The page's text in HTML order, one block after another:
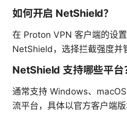
如何开启 NetShield？
在 Proton VPN 客户端的设
NetShield，选择拦截强度并
NetShield 支持哪些平台
通常支持 Windows、
流平台，具体以官方客户端版